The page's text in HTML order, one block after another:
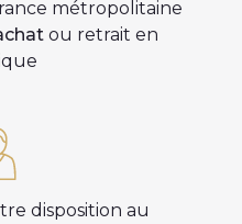
métropolitaine
ou retrait en
disposition au